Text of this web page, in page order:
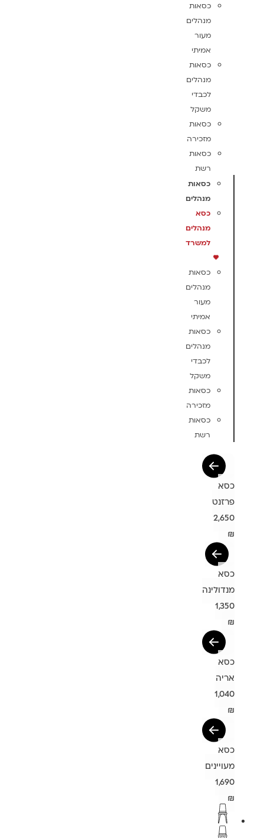
כסאות
מנהלים
מעור
אמיתי
כסאות
מנהלים
לכבדי
משקל
כסאות
מזכירה
כסאות
רשת
כסאות
מנהלים
כסא
מנהלים
למשרד
כסאות
מנהלים
מעור
אמיתי
כסאות
מנהלים
לכבדי
משקל
כסאות
מזכירה
כסאות
רשת
כסא
פרזנט
2,650
₪
כסא
מנדולינה
1,350
₪
כסא
אריה
1,040
₪
כסא
מעויינים
1,690
₪